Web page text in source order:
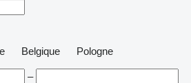
Belgique
Pologne
–